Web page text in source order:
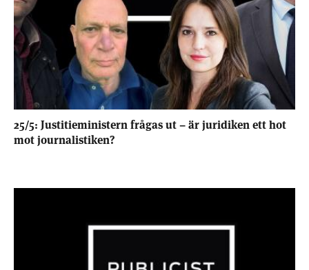
25/5: Justitieministern frågas ut – är juridiken ett hot
mot journalistiken?